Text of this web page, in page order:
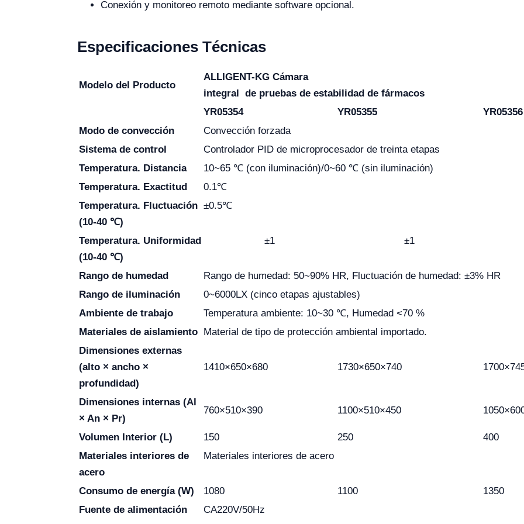
Conexión y monitoreo remoto mediante software opcional.
Especificaciones Técnicas
Modelo del Producto
ALLIGENT-KG Cámara
integral de pruebas de estabilidad de fármacos
YR05354
YR05355
YR05356
Modo de convección
Convección forzada
Sistema de control
Controlador PID de microprocesador de treinta etapas
Temperatura. Distancia
10~65 ℃ (con iluminación)/0~60 ℃ (sin iluminación)
Temperatura. Exactitud
0.1℃
Temperatura. Fluctuación
(10-40 ℃)
±0.5℃
Temperatura. Uniformidad
(10-40 ℃)
±1 ±1
Rango de humedad
Rango de humedad: 50~90% HR, Fluctuación de humedad: ±3% HR
Rango de iluminación
0~6000LX (cinco etapas ajustables)
Ambiente de trabajo
Temperatura ambiente: 10~30 ℃, Humedad <70 %
Materiales de aislamiento Material de tipo de protección ambiental importado.
Dimensiones externas
(alto × ancho ×
profundidad)
1410×650×680 1730×650×740
Dimensiones internas (Al
× An × Pr)
760×510×390 1100×510×450
Volumen Interior (L) 150 250
400
Materiales interiores de
acero
Materiales interiores de acero
Consumo de energía (W) 1080 1100
1350
Fuente de alimentación
CA220V/50Hz